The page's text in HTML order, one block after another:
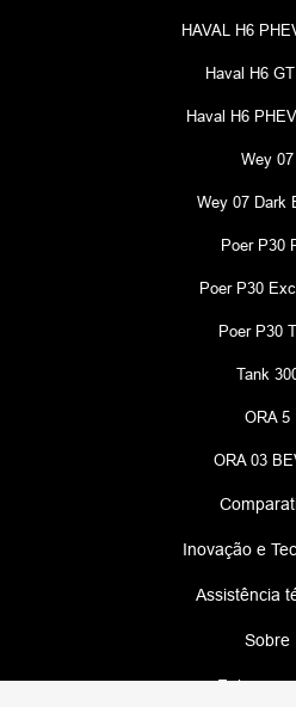
HAVAL H6
Haval H6
Haval H6
Wey 07
Wey 07 Dark
Poer P30
Poer P30
Poer P30
Tank
ORA 5
ORA 03
Inovação e
Assistência
Sobre
Fale